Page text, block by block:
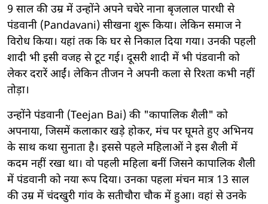
9 साल की उम्र में उन्होंने अपने चचेरे नाना बृजलाल पारधी से
पंडवानी (Pandavani) सीखना शुरू किया। लेकिन समाज ने
विरोध किया। यहां तक कि घर से निकाल दिया गया। उनकी पहली
शादी भी इसी वजह से टूट गई। दूसरी शादी में भी पंडवानी को
लेकर दरारें आईं। लेकिन तीजन ने अपनी कला से रिश्ता कभी नहीं
तोड़ा।
उन्होंने पंडवानी (Teejan Bai) की "कापालिक शैली" को
अपनाया, जिसमें कलाकार खड़े होकर, मंच पर घूमते हुए अभिनय
के साथ कथा सुनाता है। इससे पहले महिलाओं ने इस शैली में
कदम नहीं रखा था। वो पहली महिला बनीं जिसने कापालिक शैली
में पंडवानी को नया रूप दिया। उनका पहला मंचन मात्र 13 साल
की उम्र में चंदखुरी गांव के सतीचौरा चौक में हुआ। वहां से उनके